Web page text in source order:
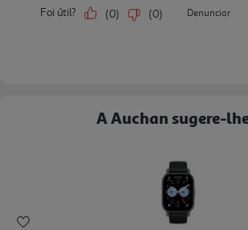
A Auchan sugere-